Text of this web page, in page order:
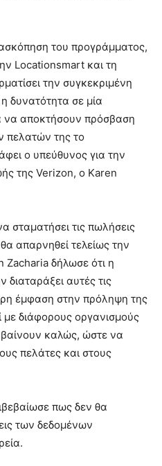
του προγράμματος,
Locationsmart και τη
την συγκεκριμένη
δυνατότητα σε μία
να αποκτήσουν πρόσβαση
πελατών της το
ο υπεύθυνος για την
της Verizon, ο Karen
σταματήσει τις πωλήσεις
απαρνηθεί τελείως την
δήλωσε ότι η
διαταράξει αυτές τις
έμφαση στην πρόληψη της
με διάφορους οργανισμούς
βαίνουν καλώς, ώστε να
πελάτες και στους
πως δεν θα
των δεδομένων